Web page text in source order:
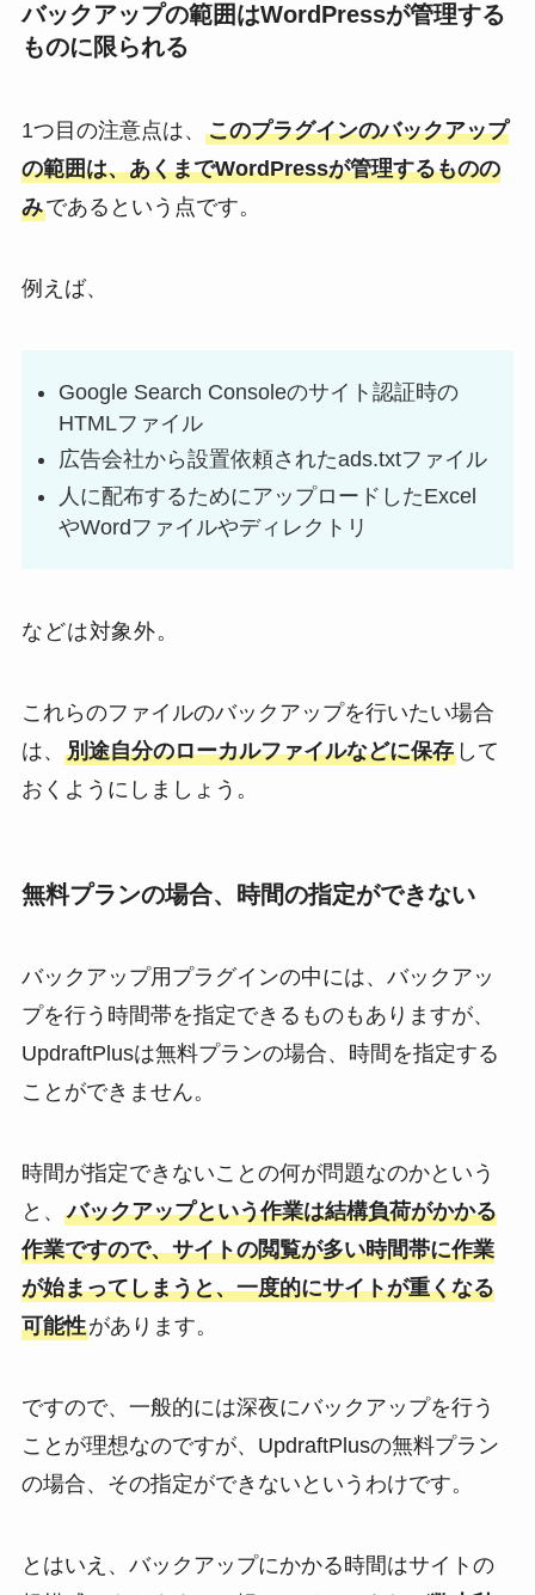
バックアップの範囲はWordPressが管理する
ものに限られる
1つ目の注意点は、 このプラグインのバックアップ
の範囲は、あくまでWordPressが管理するものの
みであるという点です。
例えば、
Google Search Consoleのサイト認証時の
HTMLファイル
広告会社から設置依頼されたads.txtファイル
人に配布するためにアップロードしたExcel
やWordファイルやディレクトリ
などは対象外。
これらのファイルのバックアップを行いたい場合
は、 別途自分のローカルファイルなどに保存して
おくようにしましょう。
無料プランの場合、時間の指定ができない
バックアップ用プラグインの中には、バックアッ
プを行う時間帯を指定できるものもありますが、
UpdraftPlusは無料プランの場合、時間を指定する
ことができません。
時間が指定できないことの何が問題なのかという
と、 バックアップという作業は結構負荷がかかる
作業ですので、サイトの閲覧が多い時間帯に作業
が始まってしまうと、一度的にサイトが重くなる
可能性があります。
ですので、一般的には深夜にバックアップを行う
ことが理想なのですが、UpdraftPlusの無料プラン
の場合、その指定ができないというわけです。
とはいえ、バックアップにかかる時間はサイトの